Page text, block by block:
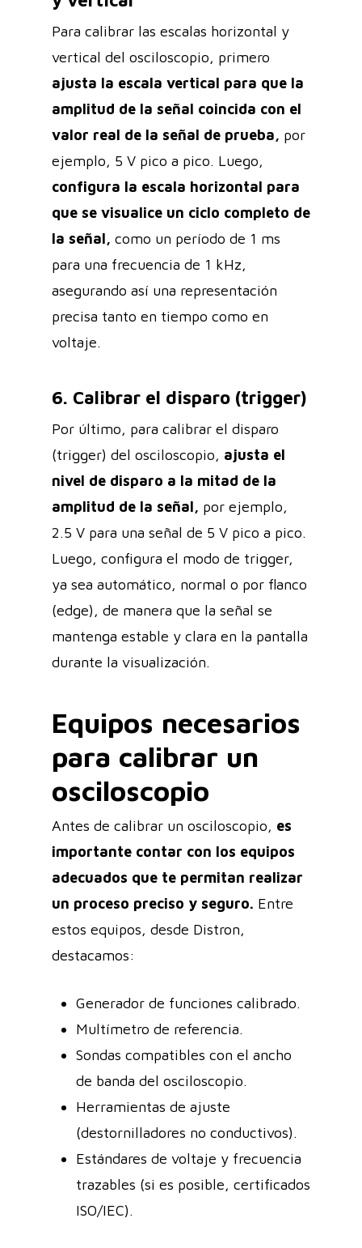
Para calibrar las escalas horizontal y
vertical del osciloscopio, primero
ajusta la escala vertical para que la
amplitud de la señal coincida con el
valor real de la señal de prueba, por
ejemplo, 5 V pico a pico. Luego,
configura la escala horizontal para
que se visualice un ciclo completo de
la señal, como un período de 1 ms
para una frecuencia de 1 kHz,
asegurando así una representación
precisa tanto en tiempo como en
voltaje.
6. Calibrar el disparo (trigger)
Por último, para calibrar el disparo
(trigger) del osciloscopio, ajusta el
nivel de disparo a la mitad de la
amplitud de la señal, por ejemplo,
2.5 V para una señal de 5 V pico a pico.
Luego, configura el modo de trigger,
ya sea automático, normal o por flanco
(edge), de manera que la señal se
mantenga estable y clara en la pantalla
durante la visualización.
Equipos necesarios
para calibrar un
osciloscopio
Antes de calibrar un osciloscopio, es
importante contar con los equipos
adecuados que te permitan realizar
un proceso preciso y seguro. Entre
estos equipos, desde Distron,
destacamos:
Generador de funciones calibrado.
Multímetro de referencia.
Sondas compatibles con el ancho
de banda del osciloscopio.
Herramientas de ajuste
(destornilladores no conductivos).
Estándares de voltaje y frecuencia
trazables (si es posible, certificados
ISO/IEC).